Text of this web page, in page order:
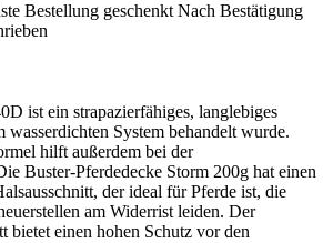
Bestellung geschenkt Nach Bestätigung
ist ein strapazierfähiges, langlebiges
wasserdichten System behandelt wurde.
hilft außerdem bei der
Buster-Pferdedecke Storm 200g hat einen
der ideal für Pferde ist, die
am Widerrist leiden. Der
bietet einen hohen Schutz vor den